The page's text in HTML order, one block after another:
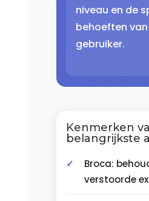
niveau en de
behoeften
gebruiker.
Kenmerken
belangrijkste
Broca:
verstoorde